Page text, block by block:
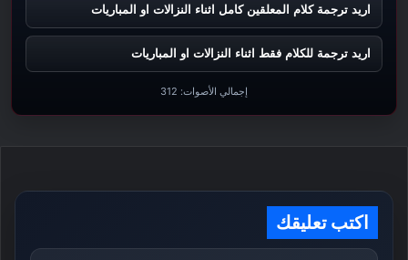
اريد ترجمة كلام المعلقين كامل اثناء النزالات او المباريات
اريد ترجمة للكلام فقط اثناء النزالات او المباريات
إجمالي الأصوات: 312
اكتب تعليقك